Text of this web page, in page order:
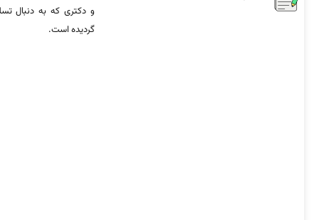
و دکتری که به دنبال
گردیده است.